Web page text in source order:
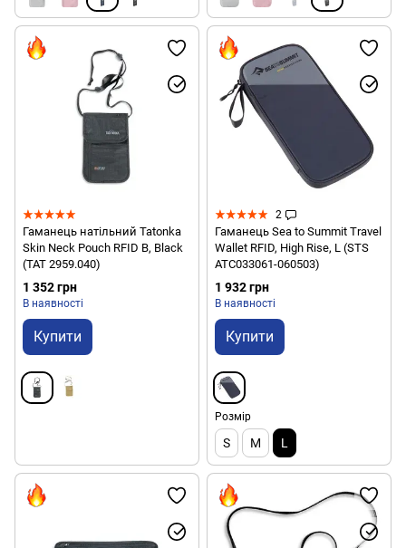
Гаманець натільний Tatonka
Skin Neck Pouch RFID B, Black
(TAT 2959.040)
1 352 грн
В наявності
Купити
2
Гаманець Sea to Summit Travel
Wallet RFID, High Rise, L (STS
ATC033061-060503)
1 932 грн
В наявності
Купити
Розмір
S M L